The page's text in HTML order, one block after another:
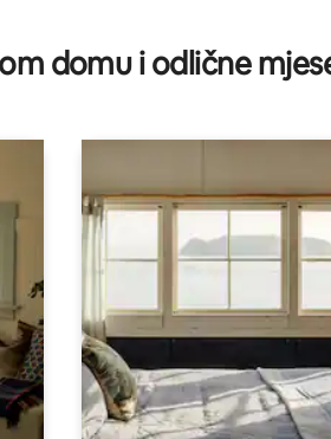
domu i odlične